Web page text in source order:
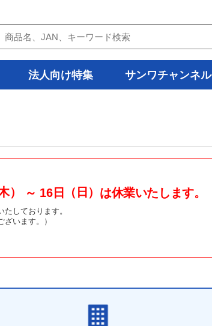
法人向け特集 サンワチャンネル
） ～ 16日 （日） は休業いたします。
たしております。
います。）